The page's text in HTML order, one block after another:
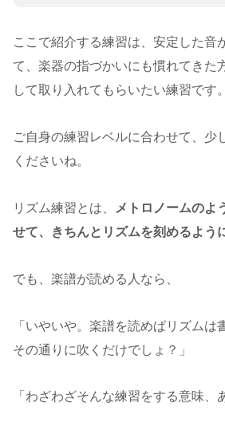
ここで紹介する練習は、安定した音
て、楽器の指づかいにも慣れてきた
して取り入れてもらいたい練習です。
ご自身の練習レベルに合わせて、少
くださいね。
リズム練習とは、
メトロノームのよ
せて、きちんとリズムを刻めるよう
でも、楽譜が読める人なら、
「いやいや。楽譜を読めばリズムは
その通りに吹くだけでしょ？」
「わざわざそんな練習をする意味、